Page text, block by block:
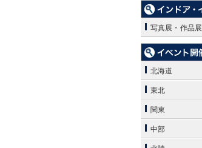
写真展・作品展
北海道
東北
関東
中部